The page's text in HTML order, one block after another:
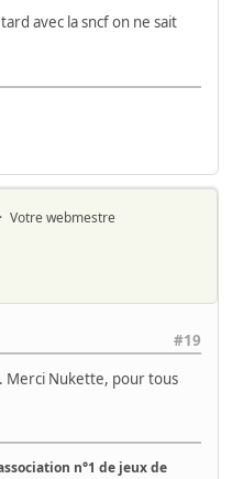
avec la sncf on ne sait
Votre webmestre
#19
Merci Nukette, pour tous
n°1 de jeux de